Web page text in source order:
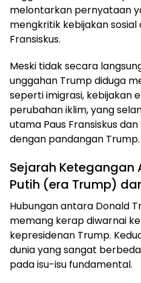
melontarkan pernyataan
mengkritik kebijakan sosial
Fransiskus.
Meski tidak secara
unggahan Trump diduga
seperti imigrasi, kebijakan
perubahan iklim, yang
utama Paus Fransiskus
dengan pandangan Trump.
Sejarah Ketegangan
Putih (era Trump)
Hubungan antara Donald
memang kerap diwarnai
kepresidenan Trump.
dunia yang sangat
pada isu-isu fundamental.